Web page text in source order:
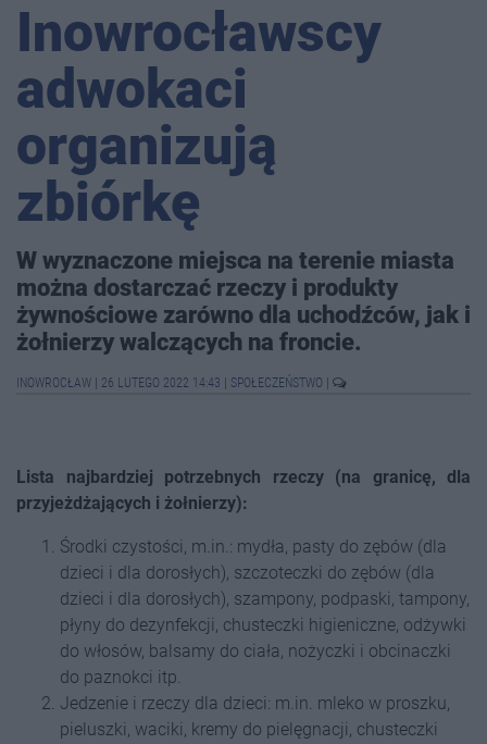
Inowrocławscy
adwokaci
organizują
zbiórkę
W wyznaczone miejsca na terenie miasta
można dostarczać rzeczy i produkty
żywnościowe zarówno dla uchodźców, jak i
żołnierzy walczących na froncie.
INOWROCŁAW 26 LUTEGO 2022 14:43 SPOŁECZEŃSTWO
Lista najbardziej potrzebnych rzeczy (na granicę, dla
przyjeżdżających i żołnierzy):
Środki czystości, m.in.: mydła, pasty do zębów (dla
dzieci i dla dorosłych), szczoteczki do zębów (dla
dzieci i dla dorosłych), szampony, podpaski, tampony,
płyny do dezynfekcji, chusteczki higieniczne, odżywki
do włosów, balsamy do ciała, nożyczki i obcinaczki
do paznokci itp.
Jedzenie i rzeczy dla dzieci: m.in. mleko w proszku,
pieluszki, waciki, kremy do pielęgnacji, chusteczki